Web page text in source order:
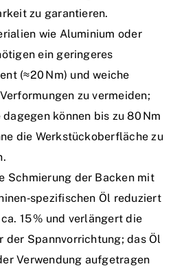
zu garantieren.
wie Aluminium oder
ein geringeres
(≈20 Nm) und weiche
zu vermeiden;
können bis zu 80 Nm
die Werkstückoberfläche zu
Schmierung der Backen mit
Öl reduziert
15 % und verlängert die
der Spannvorrichtung; das Öl
Verwendung aufgetragen